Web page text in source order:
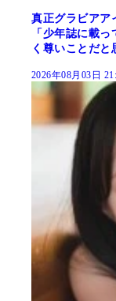
真正グラビアア
「少年誌に載
く尊いことだと
2026年08月03日